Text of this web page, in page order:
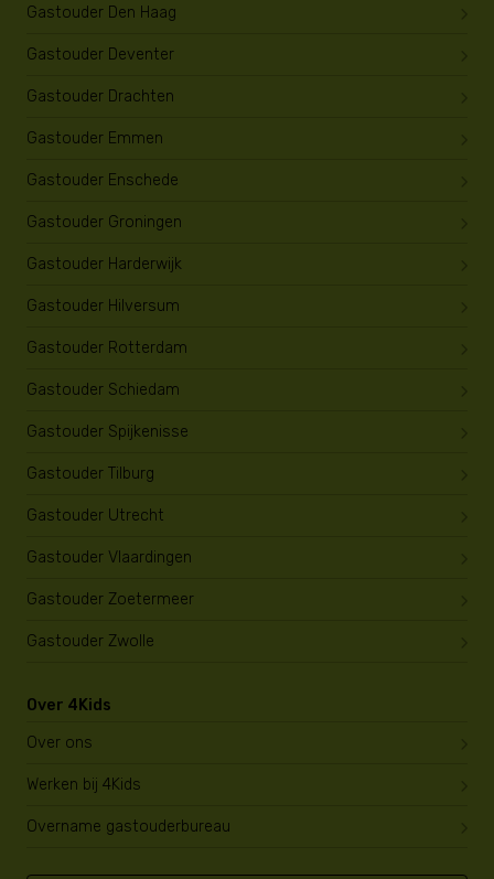
Gastouder Den Haag
Gastouder Deventer
Gastouder Drachten
Gastouder Emmen
Gastouder Enschede
Gastouder Groningen
Gastouder Harderwijk
Gastouder Hilversum
Gastouder Rotterdam
Gastouder Schiedam
Gastouder Spijkenisse
Gastouder Tilburg
Gastouder Utrecht
Gastouder Vlaardingen
Gastouder Zoetermeer
Gastouder Zwolle
Over 4Kids
Over ons
Werken bij 4Kids
Overname gastouderbureau